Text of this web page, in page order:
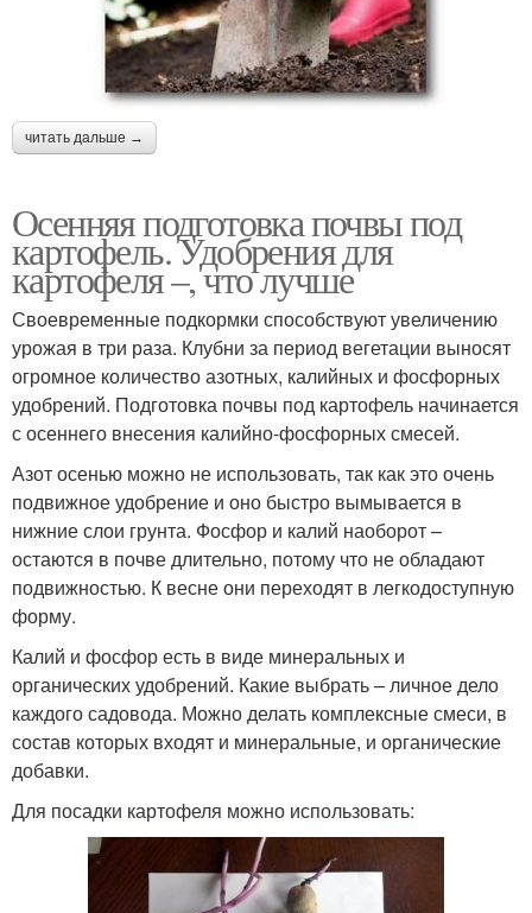
читать дальше →
Осенняя подготовка почвы под
картофель. Удобрения для
картофеля –, что лучше
Своевременные подкормки способствуют увеличению
урожая в три раза. Клубни за период вегетации выносят
огромное количество азотных, калийных и фосфорных
удобрений. Подготовка почвы под картофель начинается
с осеннего внесения калийно-фосфорных смесей.
Азот осенью можно не использовать, так как это очень
подвижное удобрение и оно быстро вымывается в
нижние слои грунта. Фосфор и калий наоборот –
остаются в почве длительно, потому что не обладают
подвижностью. К весне они переходят в легкодоступную
форму.
Калий и фосфор есть в виде минеральных и
органических удобрений. Какие выбрать – личное дело
каждого садовода. Можно делать комплексные смеси, в
состав которых входят и минеральные, и органические
добавки.
Для посадки картофеля можно использовать: